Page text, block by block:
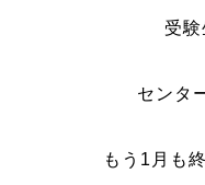
受
センタ
もう1月も